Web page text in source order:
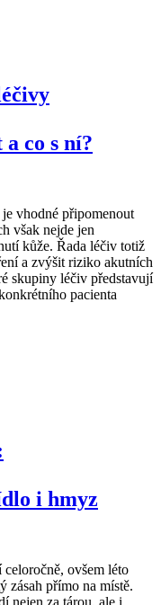
co s ní?
vhodné připomenout
však nejde jen
kůže. Řada léčiv totiž
a zvýšit riziko akutních
skupiny léčiv představují
pacienta
i hmyz
ovšem léto
zásah přímo na místě.